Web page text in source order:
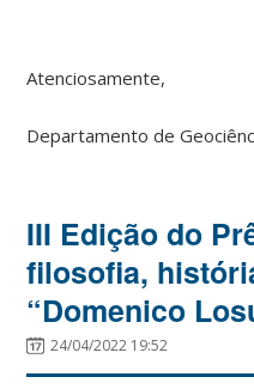
Atenciosamente,
Departamento de
III Edição do
filosofia,
“Domenico
24/04/2022 19:52